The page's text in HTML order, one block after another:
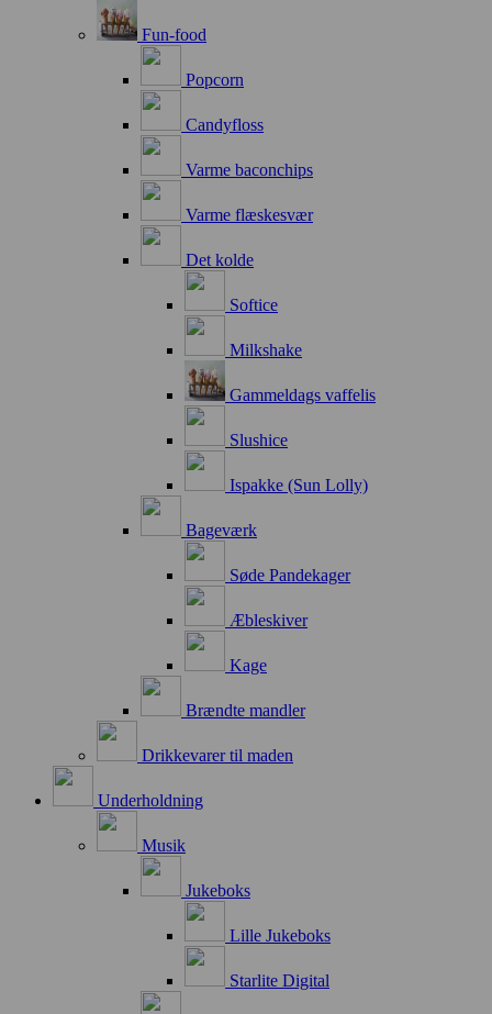
Fun-food
Popcorn
Candyfloss
Varme baconchips
Varme flæskesvær
Det kolde
Softice
Milkshake
Gammeldags vaffelis
Slushice
Ispakke (Sun Lolly)
Bageværk
Søde Pandekager
Æbleskiver
Kage
Brændte mandler
Drikkevarer til maden
Underholdning
Musik
Jukeboks
Lille Jukeboks
Starlite Digital